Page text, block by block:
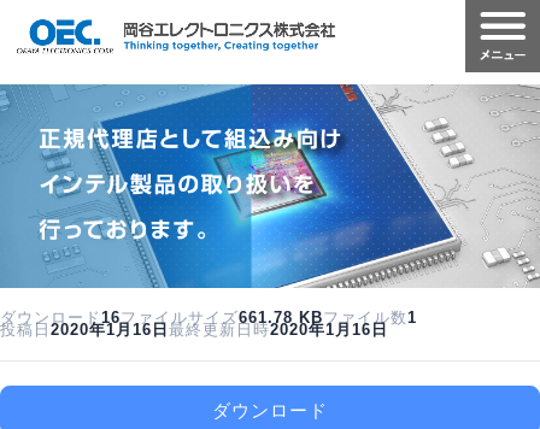
ダウンロード 16ファイルサイズ661.78 KBファイル数1
投稿日 2020年1月16日 最終更新日時2020年1月16日
ダウンロード